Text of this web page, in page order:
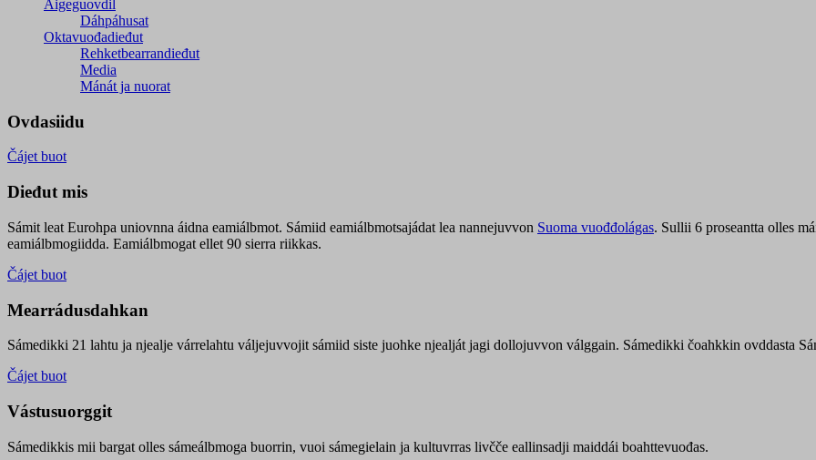
Áigeguovdil
Dáhpáhusat
Oktavuođadieđut
Rehketbearrandieđut
Media
Mánát ja nuorat
Ovdasiidu
Čájet buot
Dieđut mis
Sámit leat Eurohpa uniovnna áidna eamiálbmot. Sámiid eamiálbmotsajádat lea nannejuvvon Suoma vuođđolágas. Sullii 6 proseantta olles
eamiálbmogiidda. Eamiálbmogat ellet 90 sierra riikkas.
Čájet buot
Mearrádusdahkan
Sámedikki 21 lahtu ja njealje várrelahtu váljejuvvojit sámiid siste juohke njealját jagi dollojuvvon válggain. Sámedikki čoahkkin ovddasta
Čájet buot
Vástusuorggit
Sámedikkis mii bargat olles sámeálbmoga buorrin, vuoi sámegielain ja kultuvrras livčče eallinsadji maiddái boahttevuođas.